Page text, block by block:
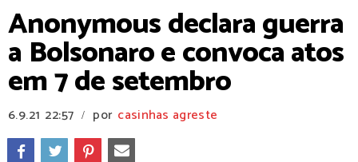
Anonymous declara guerra
a Bolsonaro e convoca atos
em 7 de setembro
6.9.21 22:57 / por casinhas agreste